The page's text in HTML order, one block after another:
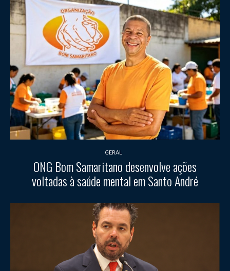
GERAL
ONG Bom Samaritano desenvolve ações
voltadas à saúde mental em Santo André